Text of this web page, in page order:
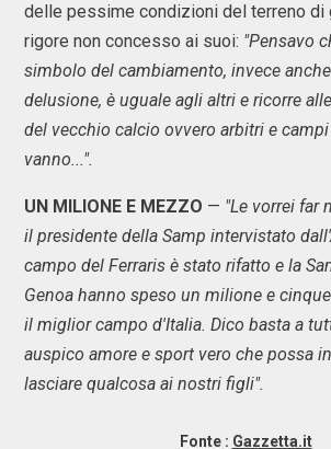
delle pessime condizioni del terreno di
rigore non concesso ai suoi: "Pensavo
simbolo del cambiamento, invece
delusione, è uguale agli altri e ricorre
del vecchio calcio ovvero arbitri e
vanno...".
UN MILIONE E MEZZO — "Le vorrei far
il presidente della Samp intervistato
campo del Ferraris è stato rifatto e la
Genoa hanno speso un milione e
il miglior campo d'Italia. Dico basta a
auspico amore e sport vero che possa
lasciare qualcosa ai nostri figli".
Fonte : Gazzetta.it